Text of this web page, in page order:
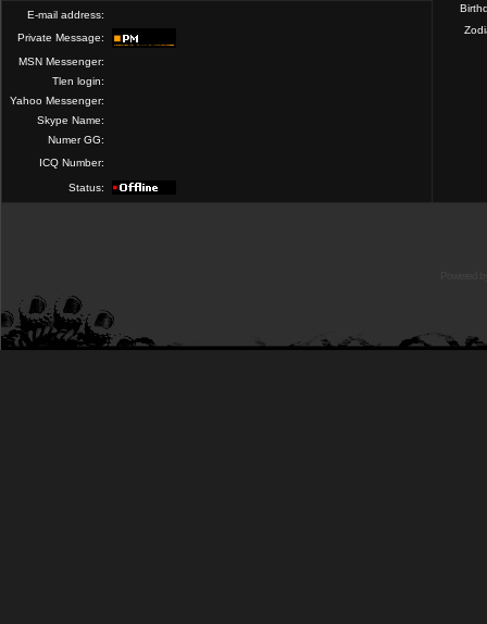
E-mail address:
Private Message:
MSN Messenger:
Tlen login:
Yahoo Messenger:
Skype Name:
Numer GG:
ICQ Number:
Status: